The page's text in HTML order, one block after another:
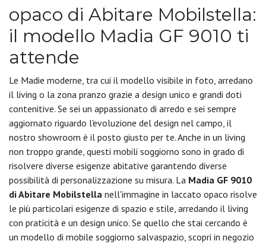
opaco di Abitare Mobilstella:
il modello Madia GF 9010 ti
attende
Le Madie moderne, tra cui il modello visibile in foto, arredano
il living o la zona pranzo grazie a design unico e grandi doti
contenitive. Se sei un appassionato di arredo e sei sempre
aggiornato riguardo l'evoluzione del design nel campo, il
nostro showroom è il posto giusto per te. Anche in un living
non troppo grande, questi mobili soggiorno sono in grado di
risolvere diverse esigenze abitative garantendo diverse
possibilità di personalizzazione su misura. La Madia GF 9010
di Abitare Mobilstella nell'immagine in laccato opaco risolve
le più particolari esigenze di spazio e stile, arredando il living
con praticità e un design unico. Se quello che stai cercando è
un modello di mobile soggiorno salvaspazio, scopri in negozio